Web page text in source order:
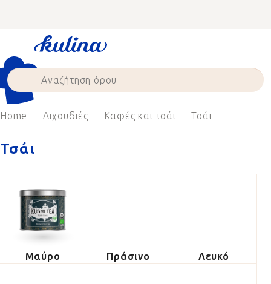
Home Λιχουδιές Καφές και τσάι Τσάι
Τσάι
Μαύρο Πράσινο Λευκό